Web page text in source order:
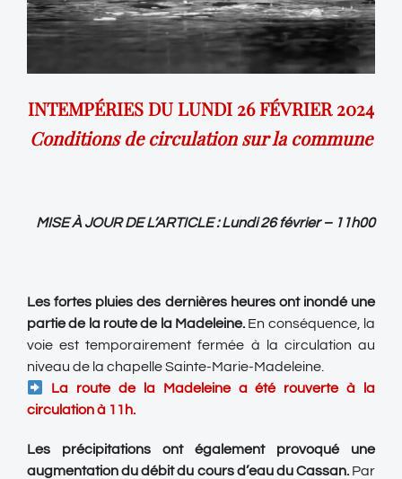
INTEMPÉRIES DU LUNDI 26 FÉVRIER 2024
Conditions de circulation sur la commune
MISE À JOUR DE L’ARTICLE : Lundi 26 février – 11h00
Les fortes pluies des dernières heures ont inondé une
partie de la route de la Madeleine. En conséquence, la
voie est temporairement fermée à la circulation au
niveau de la chapelle Sainte-Marie-Madeleine.
La route de la Madeleine a été rouverte à la
circulation à 11h.
Les précipitations ont également provoqué une
augmentation du débit du cours d’eau du Cassan.Par